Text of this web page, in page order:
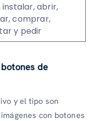
instalar, abrir,
comprar,
y pedir
de
y el tipo son
con botones